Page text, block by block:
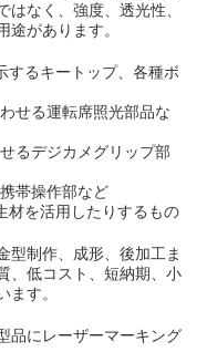
はなく、強度、透光性、
途があります。
するキートップ、各種ボ
せる運転席照光部品な
るデジカメグリップ部
帯操作部など
材を活用したりするもの
型制作、成形、後加工ま
、低コスト、短納期、小
ます。
品にレーザーマーキング